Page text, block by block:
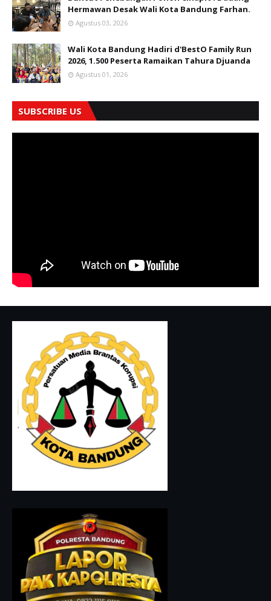
Hermawan Desak Wali Kota Bandung Farhan.
Agustus 03, 2026
Wali Kota Bandung Hadiri d'BestO Family Run
2026, 1.500 Peserta Ramaikan Tahura Djuanda
Agustus 01, 2026
SUBSCRIBE US